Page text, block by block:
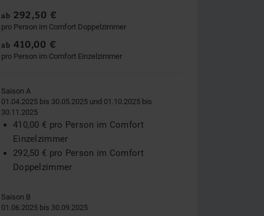
ab 292,50 €
pro Person im Comfort Doppelzimmer
ab 410,00 €
pro Person im Comfort Einzelzimmer
Saison A
01.04.2025 bis 30.05.2025 und 01.10.2025 bis
30.11.2025
410,00 € pro Person im Comfort
Einzelzimmer
292,50 € pro Person im Comfort
Doppelzimmer
Saison B
01.06.2025 bis 30.09.2025